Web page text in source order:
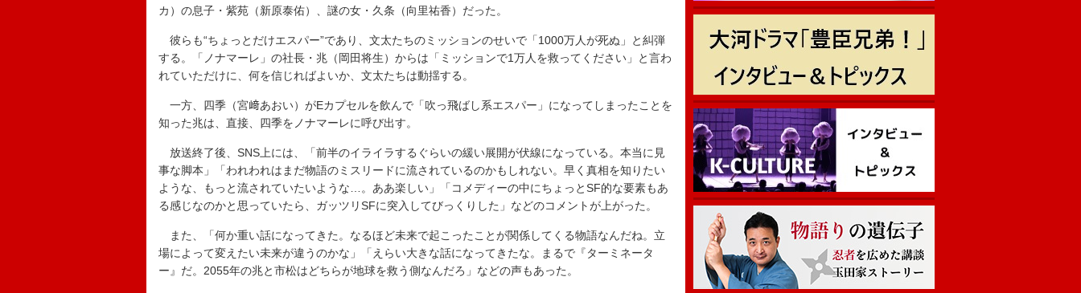
カ）の息子・紫苑（新原泰佑）、謎の女・久条（向里祐香）だった。
彼らも“ちょっとだけエスパー”であり、文太たちのミッションのせいで「1000万人が死ぬ」と糾弾
する。「ノナマーレ」の社長・兆（岡田将生）からは「ミッションで1万人を救ってください」と言わ
れていただけに、何を信じればよいか、文太たちは動揺する。
一方、四季（宮﨑あおい）がEカプセルを飲んで「吹っ飛ばし系エスパー」になってしまったことを
知った兆は、直接、四季をノナマーレに呼び出す。
放送終了後、SNS上には、「前半のイライラするぐらいの緩い展開が伏線になっている。本当に見
事な脚本」「われわれはまだ物語のミスリードに流されているのかもしれない。早く真相を知りたい
ような、もっと流されていたいような…。ああ楽しい」「コメディーの中にちょっとSF的な要素もあ
る感じなのかと思っていたら、ガッツリSFに突入してびっくりした」などのコメントが上がった。
また、「何か重い話になってきた。なるほど未来で起こったことが関係してくる物語なんだね。立
場によって変えたい未来が違うのかな」「えらい大きな話になってきたな。まるで『ターミネータ
ー』だ。2055年の兆と市松はどちらが地球を救う側なんだろ」などの声もあった。